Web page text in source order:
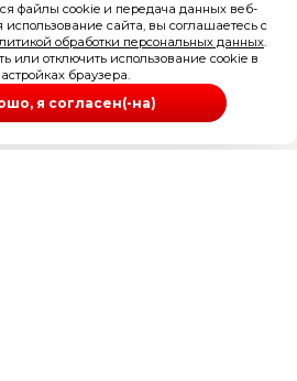
файлы cookie и передача данных веб-
сайта, вы соглашаетесь с
обработки персональных данных.
или отключить использование cookie в
браузера.
я согласен(-на)